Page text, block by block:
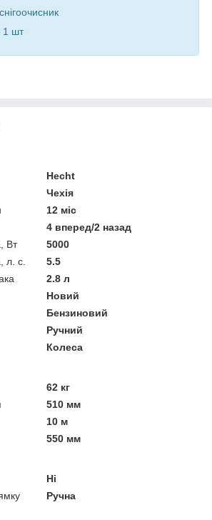
1 шт
Hecht
Чехія
12 міс
4 вперед/2 назад
Вт
5000
л. с.
5.5
2.8 л
Новий
Бензиновий
Ручний
Колеса
62 кг
510 мм
10 м
550 мм
Ні
Ручна